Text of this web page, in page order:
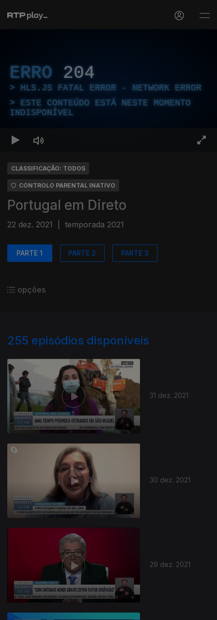
ERRO 204
HLS.JS FATAL ERROR - NETWORK ERROR
ESTE CONTEÚDO ESTÁ NESTE MOMENTO
INDISPONÍVEL
CLASSIFICAÇÃO: TODOS
CONTROLO PARENTAL INATIVO
Portugal em Direto
22 dez. 2021 temporada 2021
PARTE 1 PARTE 2 PARTE 3
opções
255 episódios disponíveis
31 dez. 2021
30 dez. 2021
29 dez. 2021